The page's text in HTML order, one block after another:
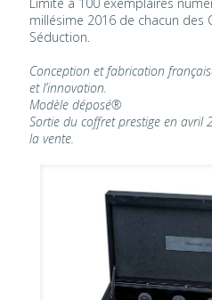
millésime 2016 de chacun des
Séduction.
Conception et fabrication
et l’innovation.
Modèle déposé®
Sortie du coffret prestige en avril
la vente.